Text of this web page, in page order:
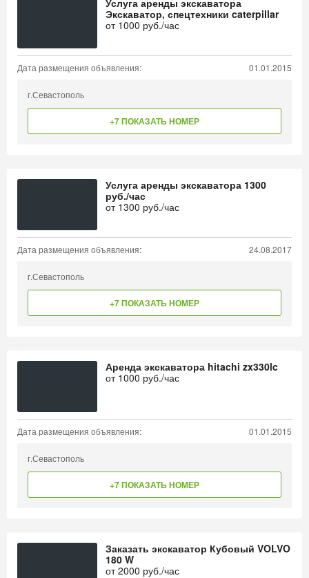
Услуга аренды экскаватора
Экскаватор, спецтехники caterpillar
от 1000 руб./час
Дата размещения объявления: 01.01.2015
г.Севастополь
+7 ПОКАЗАТЬ НОМЕР
Услуга аренды экскаватора 1300
руб./час
от 1300 руб./час
Дата размещения объявления: 24.08.2017
г.Севастополь
+7 ПОКАЗАТЬ НОМЕР
Аренда экскаватора hitachi zx330lc
от 1000 руб./час
Дата размещения объявления: 01.01.2015
г.Севастополь
+7 ПОКАЗАТЬ НОМЕР
Заказать экскаватор Кубовый VOLVO
180 W
от2000 руб./час